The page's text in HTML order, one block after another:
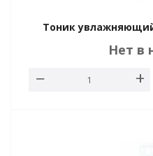
Тоник
Нет в